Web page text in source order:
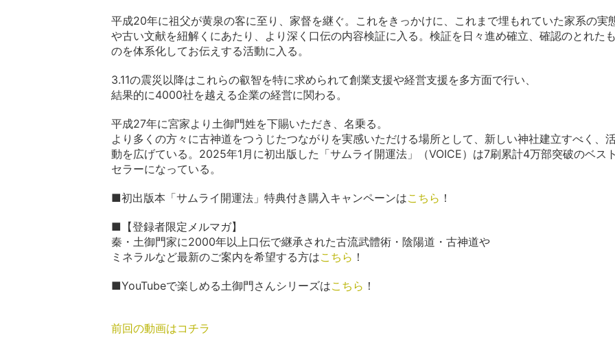
平成20年に祖父が黄泉の客に至り、家督を継ぐ。これをきっかけに、これまで埋もれていた家系の実
や古い文献を紐解くにあたり、より深く口伝の内容検証に入る。検証を日々進め確立、確認のとれたも
のを体系化してお伝えする活動に入る。
3.11の震災以降はこれらの叡智を特に求められて創業支援や経営支援を多方面で行い、
結果的に4000社を越える企業の経営に関わる。
平成27年に宮家より土御門姓を下賜いただき、名乗る。
より多くの方々に古神道をつうじたつながりを実感いただける場所として、新しい神社建立すべく、
動を広げている。2025年1月に初出版した「サムライ開運法」（VOICE）は7刷累計4万部突破のベスト
セラーになっている。
■初出版本「サムライ開運法」特典付き購入キャンペーンはこちら ！
■【登録者限定メルマガ】
秦・土御門家に2000年以上口伝で継承された古流武體術・陰陽道・古神道や
ミネラルなど最新のご案内を希望する方はこちら ！
■YouTubeで楽しめる土御門さんシリーズはこちら ！
前回の動画はコチラ